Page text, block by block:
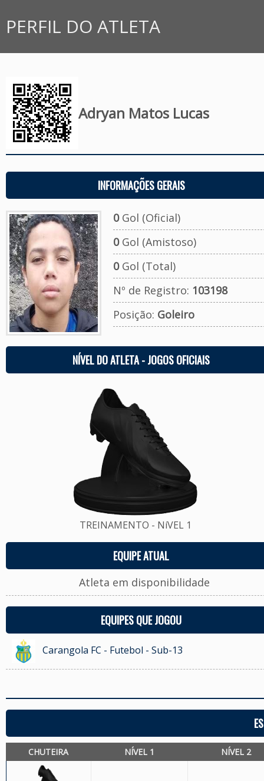
PERFIL DO ATLETA
Adryan Matos Lucas
INFORMAÇÕES GERAIS
0Gol (Oficial)
0Gol (Amistoso)
0Gol (Total)
Nº de Registro: 103198
Posição: Goleiro
NÍVEL DO ATLETA - JOGOS OFICIAIS
TREINAMENTO - NíVEL 1
EQUIPE ATUAL
Atleta em disponibilidade
EQUIPES QUE JOGOU
Carangola FC - Futebol - Sub-13
CHUTEIRA NÍVEL 1 NÍVEL 2